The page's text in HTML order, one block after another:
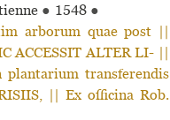
● 1548 ●
arborum quae post ||
ACCESSIT ALTER LI- ||
transferendis
|| Ex officina Rob.